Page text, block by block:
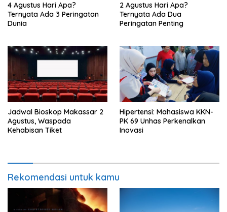
4 Agustus Hari Apa?
Ternyata Ada 3 Peringatan
Dunia
2 Agustus Hari Apa?
Ternyata Ada Dua
Peringatan Penting
Jadwal Bioskop Makassar 2
Agustus, Waspada
Kehabisan Tiket
Hipertensi: Mahasiswa KKN-
PK 69 Unhas Perkenalkan
Inovasi
Rekomendasi untuk kamu